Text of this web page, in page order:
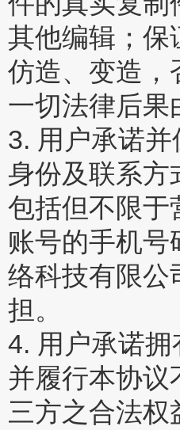
其他编辑；保
仿造、变造，
一切法律后果
3. 用户承诺
身份及联系方
包括但不限于
账号的手机号
络科技有限公
担。
4. 用户承诺
并履行本协议
三方之合法权